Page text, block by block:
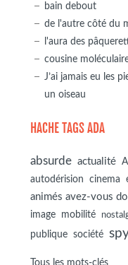
bain debout
de l'autre côté du
l'aura des
cousine
J’ai jamais eu les
un oiseau
HACHE TAGS ADA
absurde actualité
autodérision cinema
animés avez-vous
image mobilité
publique
société
Tous les mots-clés